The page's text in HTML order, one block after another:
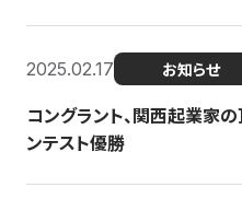
2025.02.17 お知らせ
コングラント、関西起業
ンテスト優勝